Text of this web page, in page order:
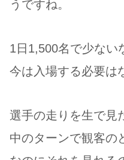
うですね。
1日1,500名で少ない
今は入場する必要は
選手の走りを生で見
中のターンで観客の